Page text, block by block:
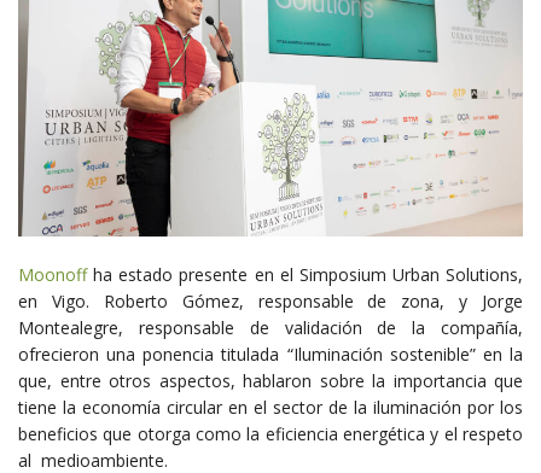
Moonoffha estado presente en el Simposium Urban Solutions,
en Vigo. Roberto Gómez, responsable de zona, y Jorge
Montealegre, responsable de validación de la compañía,
ofrecieron una ponencia titulada “Iluminación sostenible” en la
que, entre otros aspectos, hablaron sobre la importancia que
tiene la economía circular en el sector de la iluminación por los
beneficios que otorga como la eficiencia energética y el respeto
al medioambiente.